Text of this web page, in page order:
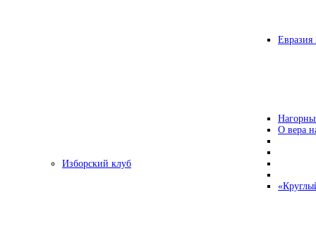
Евразия
О вера
Изборский клуб